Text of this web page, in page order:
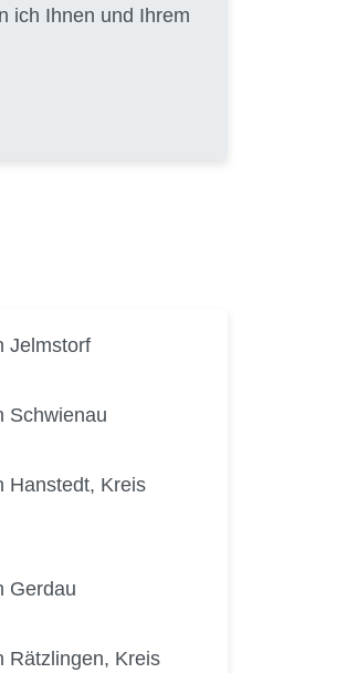
ich Ihnen und Ihrem
Jelmstorf
Schwienau
Hanstedt, Kreis
Gerdau
Rätzlingen, Kreis